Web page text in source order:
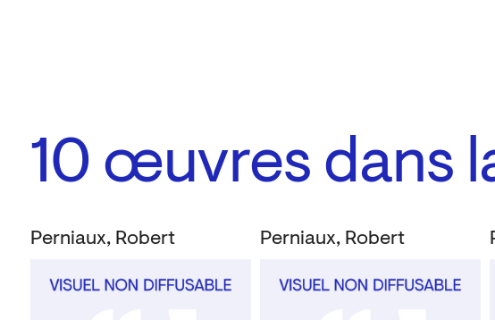
10 œuvres dans
Perniaux, Robert Perniaux, Robert